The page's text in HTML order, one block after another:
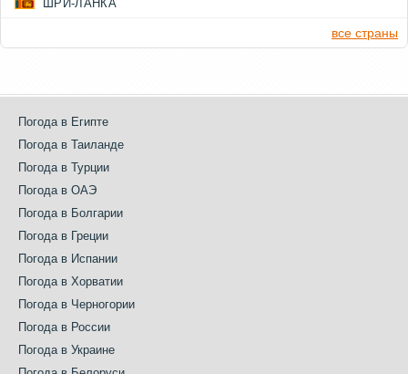
ШРИ-ЛАНКА
все страны
Погода в Египте
Погода в Таиланде
Погода в Турции
Погода в ОАЭ
Погода в Болгарии
Погода в Греции
Погода в Испании
Погода в Хорватии
Погода в Черногории
Погода в России
Погода в Украине